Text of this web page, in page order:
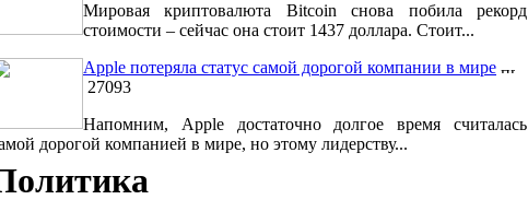
Мировая криптовалюта Bitcoin снова побила рекорд
стоимости – сейчас она стоит 1437 доллара. Стоит...
Apple потеряла статус самой дорогой компании в мире
27093
Напомним, Apple достаточно долгое время считалась
дорогой компанией в мире, но этому лидерству...